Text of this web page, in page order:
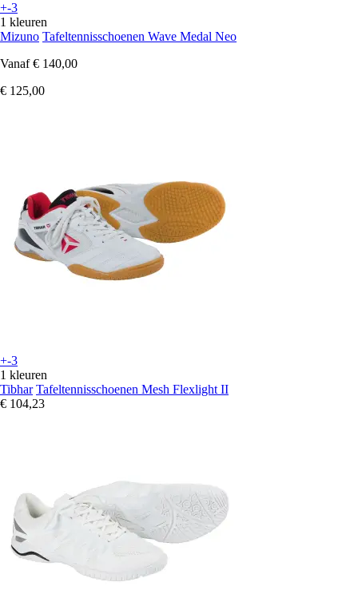
+-3
1 kleuren
Mizuno Tafeltennisschoenen Wave Medal Neo
Vanaf € 140,00
€ 125,00
+-3
1 kleuren
Tibhar Tafeltennisschoenen Mesh Flexlight II
€ 104,23